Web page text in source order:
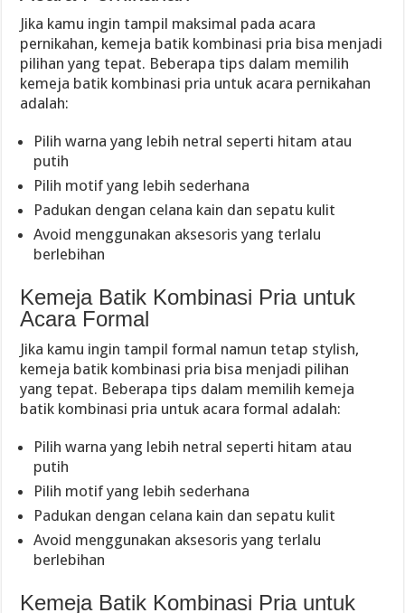
Jika kamu ingin tampil maksimal pada acara
pernikahan, kemeja batik kombinasi pria bisa menjadi
pilihan yang tepat. Beberapa tips dalam memilih
kemeja batik kombinasi pria untuk acara pernikahan
adalah:
Pilih warna yang lebih netral seperti hitam atau
putih
Pilih motif yang lebih sederhana
Padukan dengan celana kain dan sepatu kulit
Avoid menggunakan aksesoris yang terlalu
berlebihan
Kemeja Batik Kombinasi Pria untuk
Acara Formal
Jika kamu ingin tampil formal namun tetap stylish,
kemeja batik kombinasi pria bisa menjadi pilihan
yang tepat. Beberapa tips dalam memilih kemeja
batik kombinasi pria untuk acara formal adalah:
Pilih warna yang lebih netral seperti hitam atau
putih
Pilih motif yang lebih sederhana
Padukan dengan celana kain dan sepatu kulit
Avoid menggunakan aksesoris yang terlalu
berlebihan
Kemeja Batik Kombinasi Pria untuk